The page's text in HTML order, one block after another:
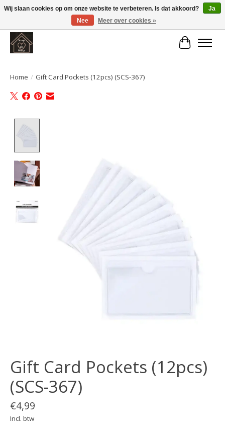
Large selection of products and fast shipping!
Home / Gift Card Pockets (12pcs) (SCS-367)
Gift Card Pockets (12pcs)
(SCS-367)
€4,99
Incl. btw
Wij slaan cookies op om onze website te verbeteren. Is dat akkoord?
Ja
Nee
Meer over cookies »